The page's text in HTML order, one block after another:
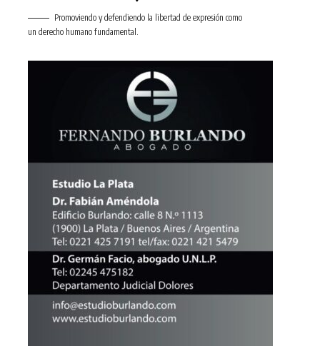
Promoviendo y defendiendo la libertad de expresión como
un derecho humano fundamental.